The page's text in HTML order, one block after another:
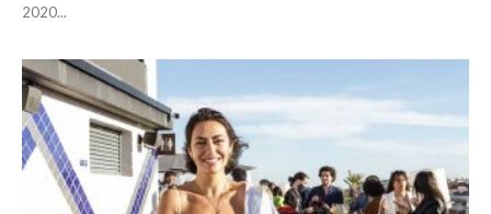
2020...